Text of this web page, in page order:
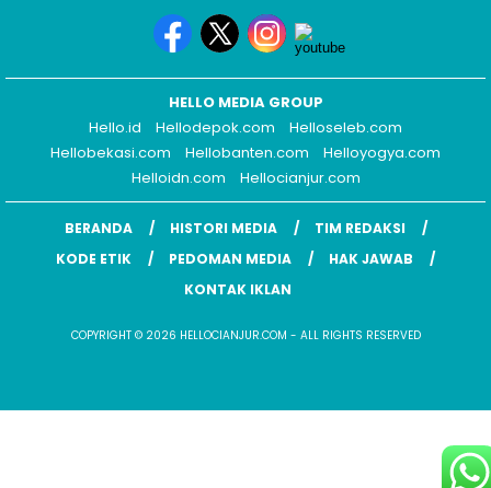
HELLO MEDIA GROUP
Hello.id
Hellodepok.com
Helloseleb.com
Hellobekasi.com
Hellobanten.com
Helloyogya.com
Helloidn.com
Hellocianjur.com
BERANDA HISTORI MEDIA
TIM REDAKSI
KODE ETIK
PEDOMAN MEDIA
HAK JAWAB
KONTAK IKLAN
COPYRIGHT © 2026 HELLOCIANJUR.COM - ALL RIGHTS RESERVED